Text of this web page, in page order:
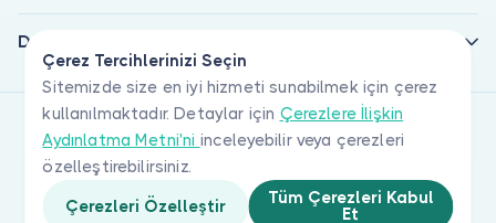
Çerez Tercihlerinizi Seçin
Sitemizde size en iyi hizmeti sunabilmek için çerez
kullanılmaktadır. Detaylar için Çerezlere İlişkin
Aydınlatma Metni'ni inceleyebilir veya çerezleri
özelleştirebilirsiniz.
Çerezleri Özelleştir
Tüm Çerezleri Kabul
Et
Doktorlar için